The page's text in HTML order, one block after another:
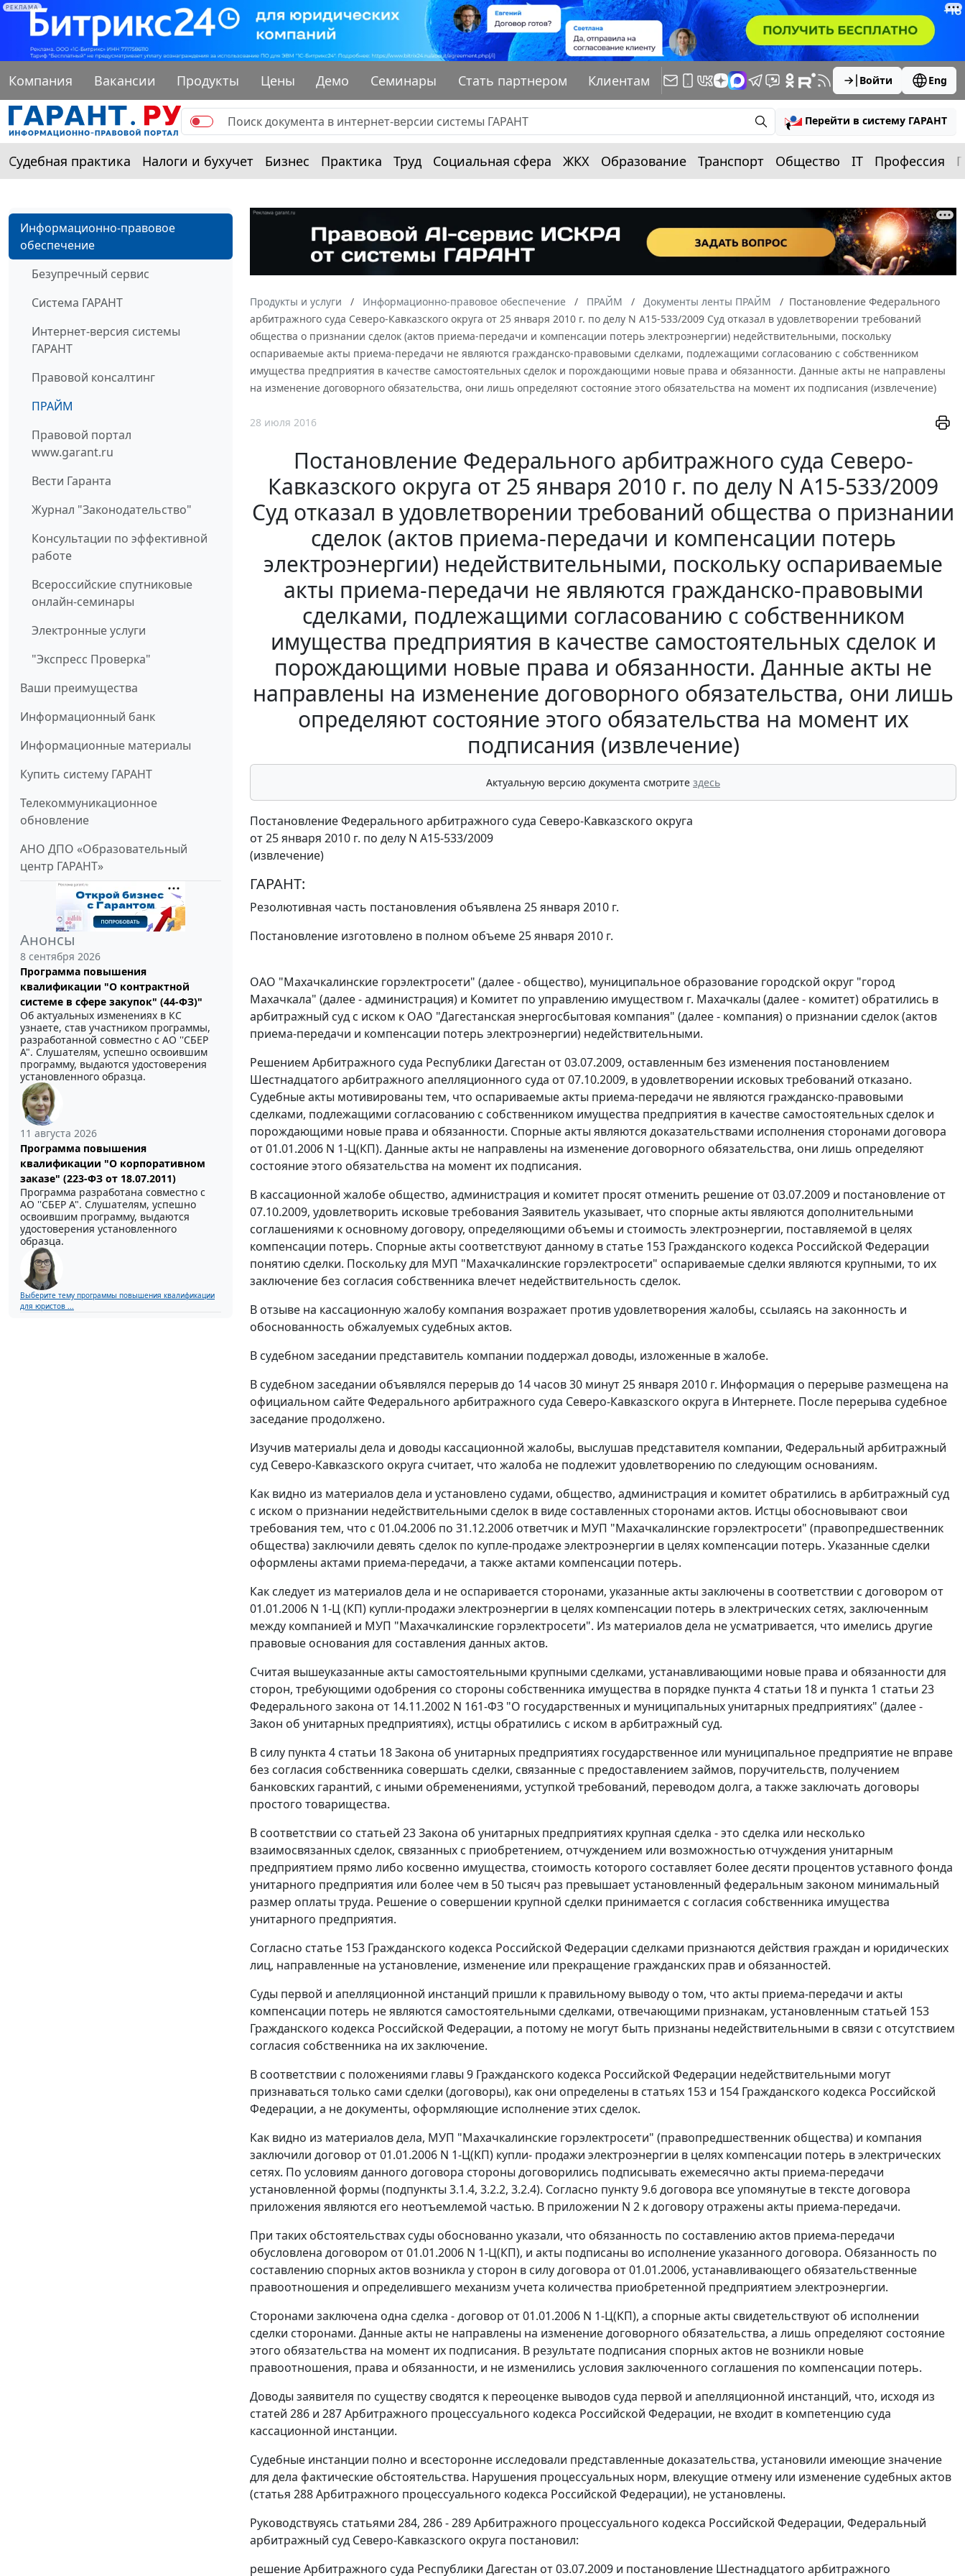
РЕКЛАМА
Компания Вакансии Продукты Цены Демо Семинары Стать партнером Клиентам Войти Eng
Перейти в систему ГАРАНТ
Судебная практика Налоги и бухучет Бизнес Практика Труд Социальная сфера ЖКХ Образование Транспорт Общество IT Профессия
Информационно-правовое
обеспечение
Безупречный сервис
Система ГАРАНТ
Интернет-версия системы
ГАРАНТ
Правовой консалтинг
ПРАЙМ
Правовой портал
www.garant.ru
Вести Гаранта
Журнал "Законодательство"
Консультации по эффективной
работе
Всероссийские спутниковые
онлайн-семинары
Электронные услуги
"Экспресс Проверка"
Ваши преимущества
Информационный банк
Информационные материалы
Купить систему ГАРАНТ
Телекоммуникационное
обновление
АНО ДПО «Образовательный
центр ГАРАНТ»
Анонсы
8 сентября 2026
Программа повышения
квалификации "О контрактной
системе в сфере закупок" (44-ФЗ)"
Об актуальных изменениях в КС
узнаете, став участником программы,
разработанной совместно с АО ''СБЕР
А". Слушателям, успешно освоившим
программу, выдаются удостоверения
установленного образца.
11 августа 2026
Программа повышения
квалификации "О корпоративном
заказе" (223-ФЗ от 18.07.2011)
Программа разработана совместно с
АО ''СБЕР А". Слушателям, успешно
освоившим программу, выдаются
удостоверения установленного
образца.
Выберите тему программы повышения квалификации
для юристов ...
Продукты и услуги Информационно-правовое обеспечение ПРАЙМ Документы ленты ПРАЙМ
Постановление Федерального
арбитражного суда Северо-Кавказского округа от 25 января 2010 г. по делу N А15-533/2009 Суд отказал в удовлетворении требований
общества о признании сделок (актов приема-передачи и компенсации потерь электроэнергии) недействительными, поскольку
оспариваемые акты приема-передачи не являются гражданско-правовыми сделками, подлежащими согласованию с собственником
имущества предприятия в качестве самостоятельных сделок и порождающими новые права и обязанности. Данные акты не направлены
на изменение договорного обязательства, они лишь определяют состояние этого обязательства на момент их подписания (извлечение)
28 июля 2016
Постановление Федерального арбитражного суда Северо-
Кавказского округа от 25 января 2010 г. по делу N А15-533/2009
Суд отказал в удовлетворении требований общества о признании
сделок (актов приема-передачи и компенсации потерь
электроэнергии) недействительными, поскольку оспариваемые
акты приема-передачи не являются гражданско-правовыми
сделками, подлежащими согласованию с собственником
имущества предприятия в качестве самостоятельных сделок и
порождающими новые права и обязанности. Данные акты не
направлены на изменение договорного обязательства, они лишь
определяют состояние этого обязательства на момент их
подписания (извлечение)
Актуальную версию документа смотрите здесь
Постановление Федерального арбитражного суда Северо-Кавказского округа
от 25 января 2010 г. по делу N А15-533/2009
(извлечение)
ГАРАНТ:
Резолютивная часть постановления объявлена 25 января 2010 г.
Постановление изготовлено в полном объеме 25 января 2010 г.
ОАО "Махачкалинские горэлектросети" (далее - общество), муниципальное образование городской округ "город
Махачкала" (далее - администрация) и Комитет по управлению имуществом г. Махачкалы (далее - комитет) обратились в
арбитражный суд с иском к ОАО "Дагестанская энергосбытовая компания" (далее - компания) о признании сделок (актов
приема-передачи и компенсации потерь электроэнергии) недействительными.
Решением Арбитражного суда Республики Дагестан от 03.07.2009, оставленным без изменения постановлением
Шестнадцатого арбитражного апелляционного суда от 07.10.2009, в удовлетворении исковых требований отказано.
Судебные акты мотивированы тем, что оспариваемые акты приема-передачи не являются гражданско-правовыми
сделками, подлежащими согласованию с собственником имущества предприятия в качестве самостоятельных сделок и
порождающими новые права и обязанности. Спорные акты являются доказательствами исполнения сторонами договора
от 01.01.2006 N 1-Ц(КП). Данные акты не направлены на изменение договорного обязательства, они лишь определяют
состояние этого обязательства на момент их подписания.
В кассационной жалобе общество, администрация и комитет просят отменить решение от 03.07.2009 и постановление от
07.10.2009, удовлетворить исковые требования Заявитель указывает, что спорные акты являются дополнительными
соглашениями к основному договору, определяющими объемы и стоимость электроэнергии, поставляемой в целях
компенсации потерь. Спорные акты соответствуют данному в статье 153 Гражданского кодекса Российской Федерации
понятию сделки. Поскольку для МУП "Махачкалинские горэлектросети" оспариваемые сделки являются крупными, то их
заключение без согласия собственника влечет недействительность сделок.
В отзыве на кассационную жалобу компания возражает против удовлетворения жалобы, ссылаясь на законность и
обоснованность обжалуемых судебных актов.
В судебном заседании представитель компании поддержал доводы, изложенные в жалобе.
В судебном заседании объявлялся перерыв до 14 часов 30 минут 25 января 2010 г. Информация о перерыве размещена на
официальном сайтеФедерального арбитражного суда Северо-Кавказского округа в Интернете. После перерыва судебное
заседание продолжено.
Изучив материалы дела и доводы кассационной жалобы, выслушав представителя компании, Федеральный арбитражный
суд Северо-Кавказского округа считает, что жалоба не подлежит удовлетворению по следующим основаниям.
Как видно из материалов дела и установлено судами, общество, администрация и комитет обратились в арбитражный суд
с иском о признании недействительными сделок в виде составленных сторонами актов. Истцы обосновывают свои
требования тем, что с 01.04.2006 по 31.12.2006 ответчик и МУП "Махачкалинские горэлектросети" (правопредшественник
общества) заключили девять сделок по купле-продаже электроэнергии в целях компенсации потерь. Указанные сделки
оформлены актами приема-передачи, а также актами компенсации потерь.
Как следует из материалов дела и не оспаривается сторонами, указанные акты заключены в соответствии с договором от
01.01.2006 N 1-Ц (КП) купли-продажи электроэнергии в целях компенсации потерь в электрических сетях, заключенным
между компанией и МУП "Махачкалинские горэлектросети". Из материалов дела не усматривается, что имелись другие
правовые основания для составления данных актов.
Считая вышеуказанные акты самостоятельными крупными сделками, устанавливающими новые права и обязанности для
сторон, требующими одобрения со стороны собственника имущества в порядке пункта 4 статьи 18 и пункта 1 статьи 23
Федерального закона от 14.11.2002 N 161-ФЗ "О государственных и муниципальных унитарных предприятиях" (далее -
Закон об унитарных предприятиях), истцы обратились с иском в арбитражный суд.
В силу пункта 4 статьи 18Закона об унитарных предприятиях государственное или муниципальное предприятие не вправе
без согласия собственника совершать сделки, связанные с предоставлением займов, поручительств, получением
банковских гарантий, с иными обременениями, уступкой требований, переводом долга, а также заключать договоры
простого товарищества.
В соответствии со статьей 23Закона об унитарных предприятиях крупная сделка - это сделка или несколько
взаимосвязанных сделок, связанных с приобретением, отчуждением или возможностью отчуждения унитарным
предприятием прямо либо косвенно имущества, стоимость которого составляет более десяти процентов уставного фонда
унитарного предприятия или более чем в 50 тысяч раз превышает установленный федеральным законом минимальный
размер оплаты труда. Решение о совершении крупной сделки принимается с согласия собственника имущества
унитарного предприятия.
Согласно статье 153 Гражданского кодекса Российской Федерации сделками признаются действия граждан и юридических
лиц, направленные на установление, изменение или прекращение гражданских прав и обязанностей.
Суды первой и апелляционной инстанций пришли к правильному выводу о том, что акты приема-передачи и акты
компенсации потерь не являются самостоятельными сделками, отвечающими признакам, установленным статьей 153
Гражданского кодекса Российской Федерации, а потому не могут быть признаны недействительными в связи с отсутствием
согласия собственника на их заключение.
В соответствии с положениями главы 9 Гражданского кодекса Российской Федерации недействительными могут
признаваться только сами сделки (договоры), как они определены в статьях 153 и 154 Гражданского кодекса Российской
Федерации, а не документы, оформляющие исполнение этих сделок.
Как видно из материалов дела, МУП "Махачкалинские горэлектросети" (правопредшественник общества) и компания
заключили договор от 01.01.2006 N 1-Ц(КП) купли- продажи электроэнергии в целях компенсации потерь в электрических
сетях. По условиям данного договора стороны договорились подписывать ежемесячно акты приема-передачи
установленной формы (подпункты 3.1.4, 3.2.2, 3.2.4). Согласно пункту 9.6 договора все упомянутые в тексте договора
приложения являются его неотъемлемой частью. В приложении N 2 к договору отражены акты приема-передачи.
При таких обстоятельствах суды обоснованно указали, что обязанность по составлению актов приема-передачи
обусловлена договором от 01.01.2006 N 1-Ц(КП), и акты подписаны во исполнение указанного договора. Обязанность по
составлению спорных актов возникла у сторон в силу договора от 01.01.2006, устанавливающего обязательственные
правоотношения и определившего механизм учета количества приобретенной предприятием электроэнергии.
Сторонами заключена одна сделка - договор от 01.01.2006 N 1-Ц(КП), а спорные акты свидетельствуют об исполнении
сделки сторонами. Данные акты не направлены на изменение договорного обязательства, а лишь определяют состояние
этого обязательства на момент их подписания. В результате подписания спорных актов не возникли новые
правоотношения, права и обязанности, и не изменились условия заключенного соглашения по компенсации потерь.
Доводы заявителя по существу сводятся к переоценке выводов суда первой и апелляционной инстанций, что, исходя из
статей 286 и 287Арбитражного процессуального кодекса Российской Федерации, не входит в компетенцию суда
кассационной инстанции.
Судебные инстанции полно и всесторонне исследовали представленные доказательства, установили имеющие значение
для дела фактические обстоятельства. Нарушения процессуальных норм, влекущие отмену или изменение судебных актов
(статья 288Арбитражного процессуального кодекса Российской Федерации), не установлены.
Руководствуясь статьями 284, 286 - 289Арбитражного процессуального кодекса Российской Федерации, Федеральный
арбитражный суд Северо-Кавказского округа постановил:
решение Арбитражного суда Республики Дагестан от 03.07.2009 и постановление Шестнадцатого арбитражного